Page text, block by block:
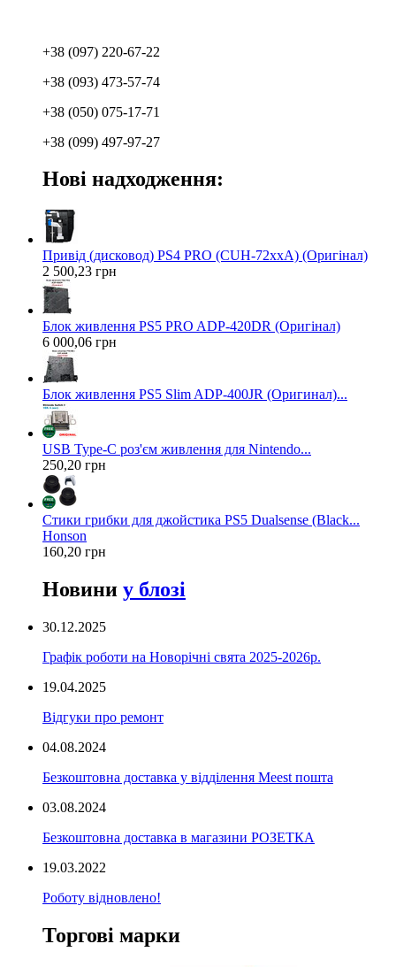
+38 (097) 220-67-22
+38 (093) 473-57-74
+38 (050) 075-17-71
+38 (099) 497-97-27
Нові надходження:
Привід (дисковод) PS4 PRO (CUH-72xxA) (Оригінал)
2 500,23 грн
Блок живлення PS5 PRO ADP-420DR (Оригінал)
6 000,06 грн
Блок живлення PS5 Slim ADP-400JR (Оригинал)...
USB Type-C роз'єм живлення для Nintendo...
250,20 грн
Стики грибки для джойстика PS5 Dualsense (Black...
Honson
160,20 грн
Новини у блозі
30.12.2025
Графік роботи на Новорічні свята 2025-2026р.
19.04.2025
Відгуки про ремонт
04.08.2024
Безкоштовна доставка у відділення Meest пошта
03.08.2024
Безкоштовна доставка в магазини РОЗЕТКА
19.03.2022
Роботу відновлено!
Торгові марки